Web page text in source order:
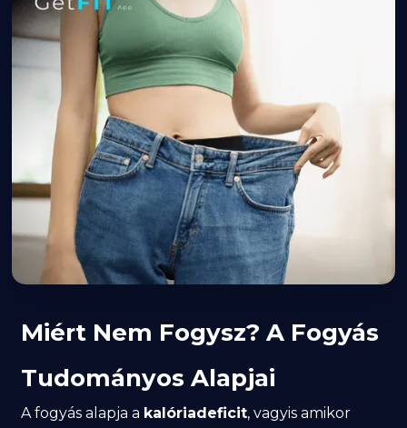
Miért Nem Fogysz? A Fogyás
Tudományos Alapjai
A fogyás alapja a kalóriadeficit, vagyis amikor